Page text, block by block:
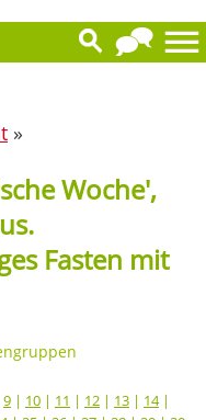
»
Woche',
Fasten mit
9 | 10 | 11 | 12 | 13 | 14|